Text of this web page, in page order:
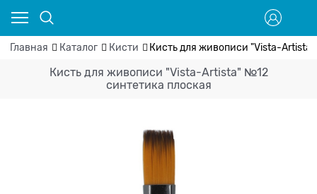
Главная Каталог Кисти Кисть для живописи "Vista-
Кисть для живописи "Vista-Artista" №12
синтетика плоская